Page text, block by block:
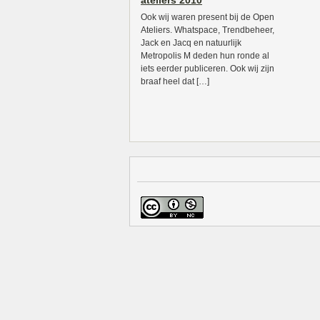
Ook wij waren present bij de Open
Ateliers. Whatspace, Trendbeheer,
Jack en Jacq en natuurlijk
Metropolis M deden hun ronde al
iets eerder publiceren. Ook wij zijn
braaf heel dat […]